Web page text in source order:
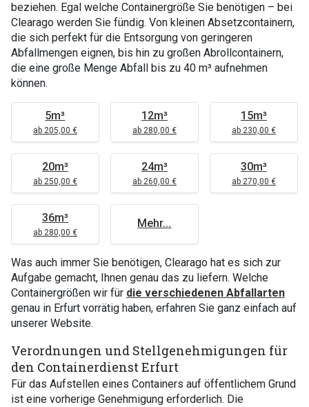
beziehen. Egal welche Containergröße Sie benötigen – bei
Clearago werden Sie fündig. Von kleinen Absetzcontainern,
die sich perfekt für die Entsorgung von geringeren
Abfallmengen eignen, bis hin zu großen Abrollcontainern,
die eine große Menge Abfall bis zu 40 m³ aufnehmen
können.
5m³
ab 205,00 €
12m³
ab 280,00 €
15m³
ab 230,00 €
20m³
ab 250,00 €
24m³
ab 260,00 €
30m³
ab 270,00 €
36m³
ab 280,00 €
Mehr...
Was auch immer Sie benötigen, Clearago hat es sich zur
Aufgabe gemacht, Ihnen genau das zu liefern. Welche
Containergrößen wir für die verschiedenen Abfallarten
genau in Erfurt vorrätig haben, erfahren Sie ganz einfach auf
unserer Website.
Verordnungen und Stellgenehmigungen für
den Containerdienst Erfurt
Für das Aufstellen eines Containers auf öffentlichem Grund
ist eine vorherige Genehmigung erforderlich. Die